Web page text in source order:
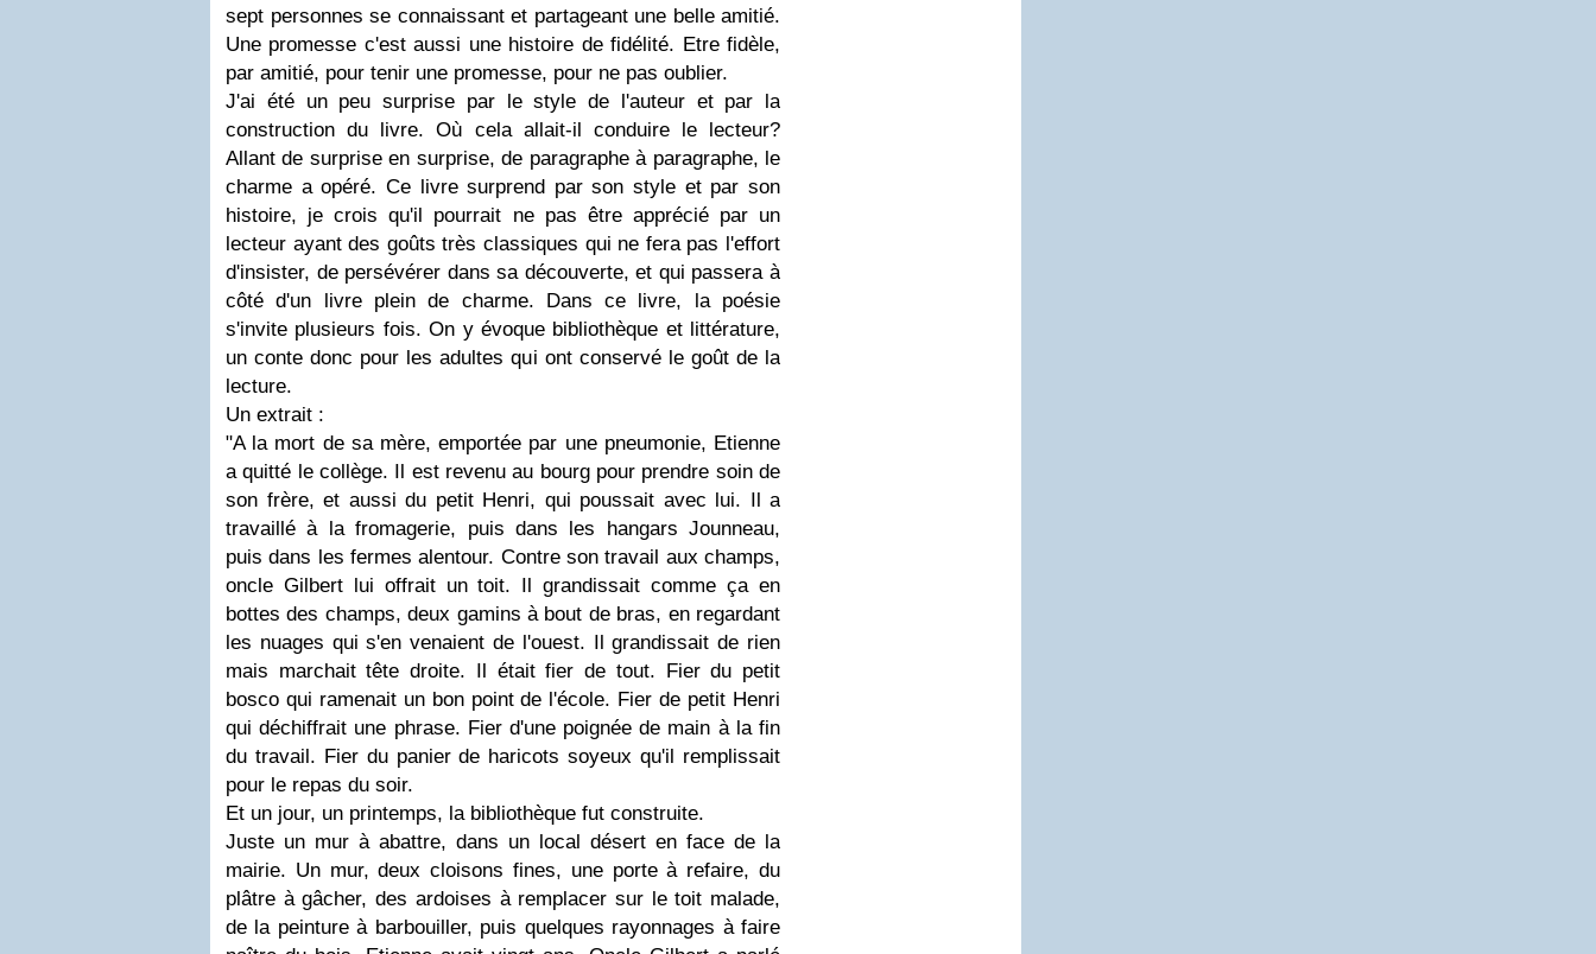
sept personnes se connaissant et partageant une belle amitié.
Une promesse c'est aussi une histoire de fidélité. Etre fidèle,
par amitié, pour tenir une promesse, pour ne pas oublier.
J'ai été un peu surprise par le style de l'auteur et par la
construction du livre. Où cela allait-il conduire le lecteur?
Allant de surprise en surprise, de paragraphe à paragraphe, le
charme a opéré. Ce livre surprend par son style et par son
histoire, je crois qu'il pourrait ne pas être apprécié par un
lecteur ayant des goûts très classiques qui ne fera pas l'effort
d'insister, de persévérer dans sa découverte, et qui passera à
côté d'un livre plein de charme. Dans ce livre, la poésie
s'invite plusieurs fois. On y évoque bibliothèque et littérature,
un conte donc pour les adultes qui ont conservé le goût de la
lecture.
Un extrait :
"A la mort de sa mère, emportée par une pneumonie, Etienne
a quitté le collège. Il est revenu au bourg pour prendre soin de
son frère, et aussi du petit Henri, qui poussait avec lui. Il a
travaillé à la fromagerie, puis dans les hangars Jounneau,
puis dans les fermes alentour. Contre son travail aux champs,
oncle Gilbert lui offrait un toit. Il grandissait comme ça en
bottes des champs, deux gamins à bout de bras, en regardant
les nuages qui s'en venaient de l'ouest. Il grandissait de rien
mais marchait tête droite. Il était fier de tout. Fier du petit
bosco qui ramenait un bon point de l'école. Fier de petit Henri
qui déchiffrait une phrase. Fier d'une poignée de main à la fin
du travail. Fier du panier de haricots soyeux qu'il remplissait
pour le repas du soir.
Et un jour, un printemps, la bibliothèque fut construite.
Juste un mur à abattre, dans un local désert en face de la
mairie. Un mur, deux cloisons fines, une porte à refaire, du
plâtre à gâcher, des ardoises à remplacer sur le toit malade,
de la peinture à barbouiller, puis quelques rayonnages à faire